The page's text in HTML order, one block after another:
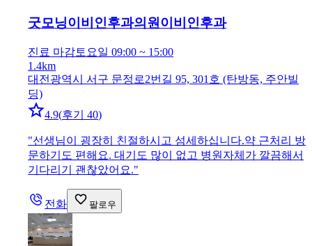
굿모닝이비인후과의원 이비인후과
진료 마감토요일 09:00 ~ 15:00
1.4km
대전광역시 서구 문정로2번길 95, 301호 (탄방동, 주안빌
딩)
4.9(후기 40)
"선생님이 굉장히 친절하시고 섬세하십니다.약 근처리 방
문하기도 편해요. 대기도 많이 없고 병원자체가 깔끔해서
기다리기 괜찮았어요."
전화 팔로우